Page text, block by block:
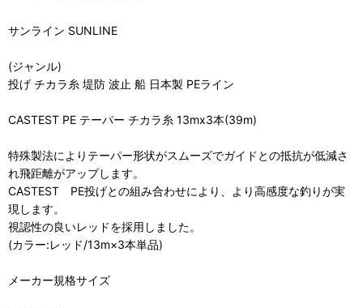
サンライン SUNLINE
(ジャンル)
投げ チカラ糸 堤防 波止 船 日本製 PEライン
CASTEST PE テーパー チカラ糸 13mx3本(39m)
特殊製法によりテーパー形状がスムーズでガイドとの抵抗が低減さ
れ飛距離がアップします。
CASTEST PE投げとの組み合わせにより、より高感度な釣りが実
現します。
視認性の良いレッドを採用しました。
(カラー:レッド/13m×3本単品)
メーカー規格サイズ